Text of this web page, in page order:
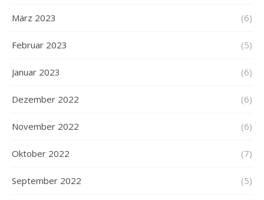
März 2023 (6)
Februar 2023 (5)
Januar 2023 (6)
Dezember 2022 (6)
November 2022 (6)
Oktober 2022 (7)
September 2022 (5)